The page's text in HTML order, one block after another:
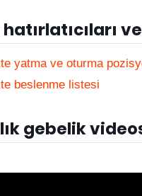
yatma ve oturma
beslenme listesi
gebelik